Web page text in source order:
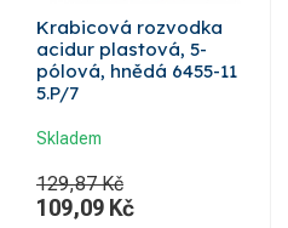
Krabicová rozvodka
acidur plastová, 5-
pólová, hnědá 6455-11
5.P/7
Skladem
129,87 Kč
109,09 Kč